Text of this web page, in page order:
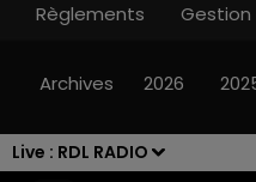
Live : RDL RADIO
13h00 -
Règlements
Gestion
Archives 2026